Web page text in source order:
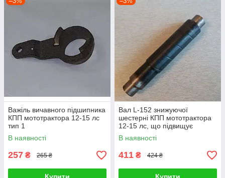
Важіль вичавного підшипника
КПП мототрактора 12-15 лс
тип 1
В наявності
257 ₴ 265 ₴
Вал L-152 знижуючої
шестерні КПП мототрактора
12-15 лс, що підвищує
В наявності
411 ₴ 424 ₴